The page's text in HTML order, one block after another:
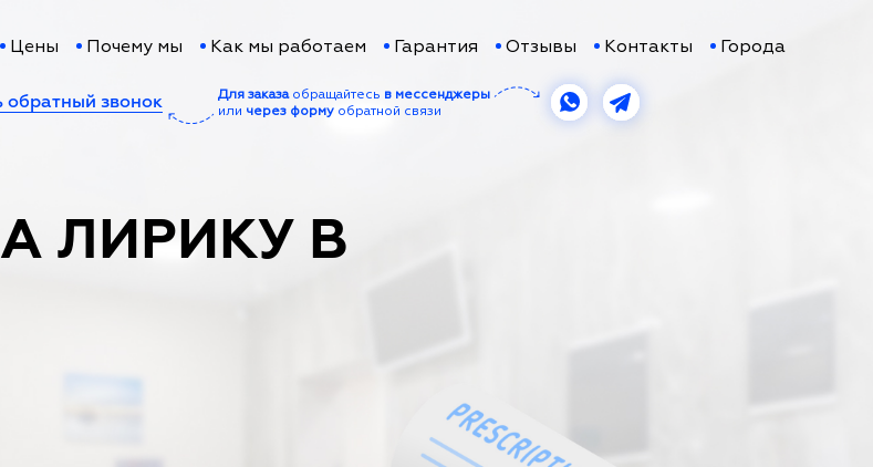
Цены Почему мы Как мы работаем Гарантия Отзывы Контакты Города
обратный звонок Для заказаобращайтесь в мессенджеры
или через форму обратной связи
ЛИРИКУ В